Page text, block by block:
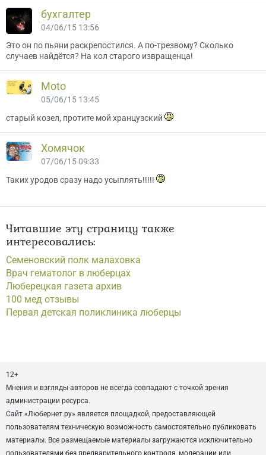
бухгалтер
04/06/15 13:56
Это он по пьяни раскрепостился. А по-трезвому? Сколько
случаев найдётся? На кол старого извращенца!
Moto
05/06/15 13:45
старый козел, протите мой хранцузский
Хомячок
07/06/15 09:33
Таких уродов сразу надо усыплять!!!!!
Читавшие эту страницу также
интересовались:
Семеновский полк малаховка
Врач гематолог в люберцах
Люберецкая газета архив
100 мед отзывы
Первая детская поликлиника люберцы
12+
Мнения и взгляды авторов не всегда совпадают с точкой зрения
администрации ресурса.
Сайт «Любернет.ру» является площадкой, предоставляющей
пользователям техническую возможность самостоятельно публиковать
материалы. Все размещаемые материалы загружаются исключительно
пользователями без предварительного контроля, модерации или